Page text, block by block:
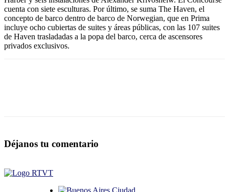
cuenta con siete esculturas. Por último, se suma The Haven, el
concepto de barco dentro de barco de Norwegian, que en Prima
incluye ocho cubiertas de suites y áreas públicas, con las 107 suites
de Haven trasladadas a la popa del barco, cerca de ascensores
privados exclusivos.
Déjanos tu comentario